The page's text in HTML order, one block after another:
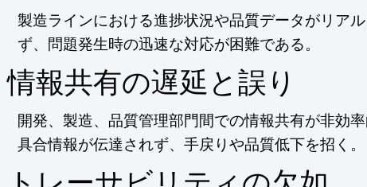
製造ラインにおける進捗状況や品質データがリア
ず、問題発生時の迅速な対応が困難である。
情報共有の遅延と誤り
開発、製造、品質管理部門間での情報共有が非効
具合情報が伝達されず、手戻りや品質低下を招く。